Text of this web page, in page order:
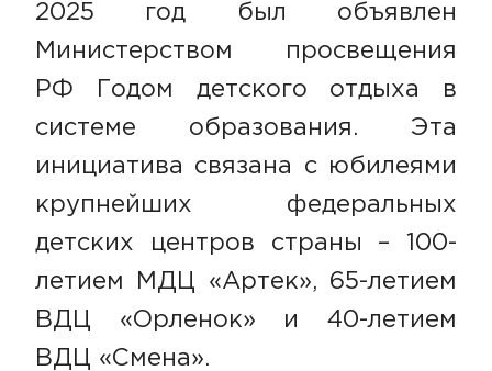
2025 год был объявлен
Министерством просвещения
РФ Годом детского отдыха в
системе образования. Эта
инициатива связана с юбилеями
крупнейших федеральных
детских центров страны – 100-
летием МДЦ «Артек», 65-летием
ВДЦ «Орленок» и 40-летием
ВДЦ «Смена».